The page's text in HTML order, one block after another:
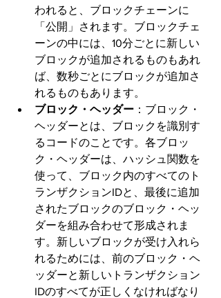
われると、ブロックチェーンに
「公開」されます。ブロックチェ
ーンの中には、10分ごとに新しい
ブロックが追加されるものもあれ
ば、数秒ごとにブロックが追加さ
れるものもあります。
ブロック・ヘッダー ：ブロック・
ヘッダーとは、ブロックを識別す
るコードのことです。各ブロッ
ク・ヘッダーは、ハッシュ関数を
使って、ブロック内のすべてのト
ランザクションIDと、最後に追加
されたブロックのブロック・ヘッ
ダーを組み合わせて形成されま
す。新しいブロックが受け入れら
れるためには、前のブロック・ヘ
ッダーと新しいトランザクション
IDのすべてが正しくなければなり